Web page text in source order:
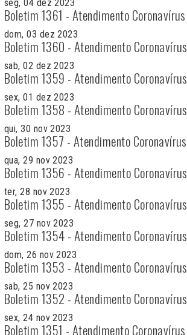
seg, 04 dez 2023
Boletim 1361 - Atendimento Coronavírus
dom, 03 dez 2023
Boletim 1360 - Atendimento Coronavírus
sab, 02 dez 2023
Boletim 1359 - Atendimento Coronavírus
sex, 01 dez 2023
Boletim 1358 - Atendimento Coronavírus
qui, 30 nov 2023
Boletim 1357 - Atendimento Coronavírus
qua, 29 nov 2023
Boletim 1356 - Atendimento Coronavírus
ter, 28 nov 2023
Boletim 1355 - Atendimento Coronavírus
seg, 27 nov 2023
Boletim 1354 - Atendimento Coronavírus
dom, 26 nov 2023
Boletim 1353 - Atendimento Coronavírus
sab, 25 nov 2023
Boletim 1352 - Atendimento Coronavírus
sex, 24 nov 2023
Boletim 1351 - Atendimento Coronavírus